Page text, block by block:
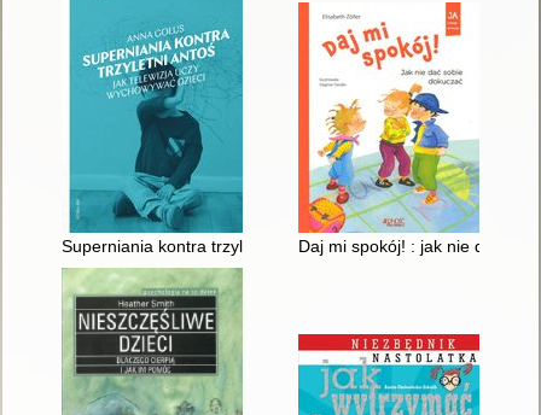
Superniania kontra trzyletni Antoś : jak telewizja uczy
Daj mi spokój! : jak nie dać